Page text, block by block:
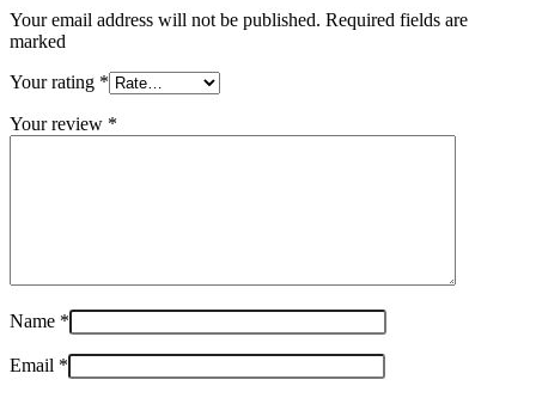
Your email address will not be published. Required fields are
marked
Your rating *
Your review *
Name *
Email *